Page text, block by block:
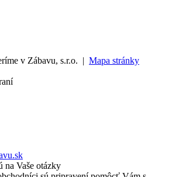
v Zábavu, s.r.o. | Mapa stránky
na Vaše otázky